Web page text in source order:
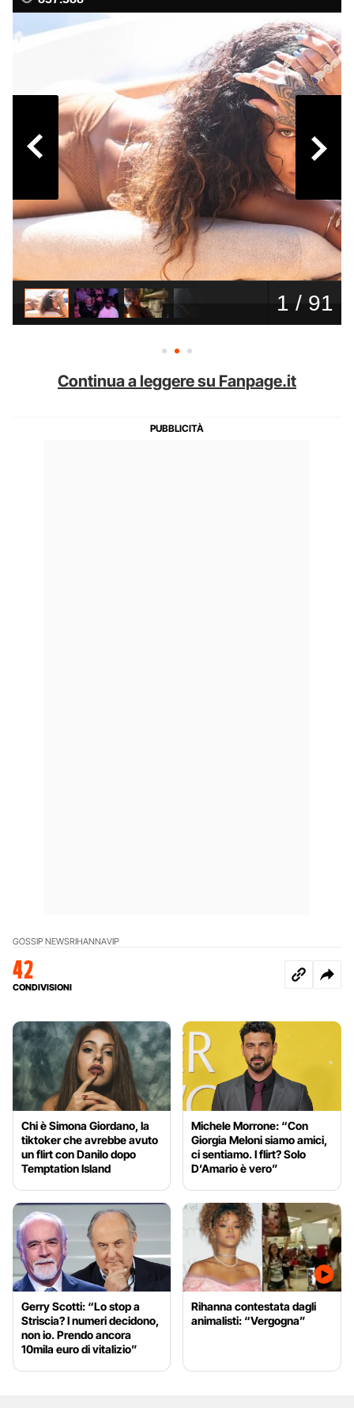
Continua a leggere su Fanpage.it
GOSSIP NEWSRIHANNAVIP
42
CONDIVISIONI
Chi è Simona Giordano, la
tiktoker che avrebbe avuto
un flirt con Danilo dopo
Temptation Island
Michele Morrone: “Con
Giorgia Meloni siamo amici,
ci sentiamo. I flirt? Solo
D’Amario è vero”
Gerry Scotti: “Lo stop a
Striscia? I numeri decidono,
non io. Prendo ancora
10mila euro di vitalizio”
Rihanna contestata dagli
animalisti: “Vergogna”